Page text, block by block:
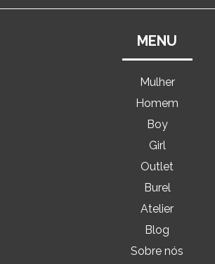
MENU
Mulher
Homem
Boy
Girl
Outlet
Burel
Atelier
Blog
Sobre nós